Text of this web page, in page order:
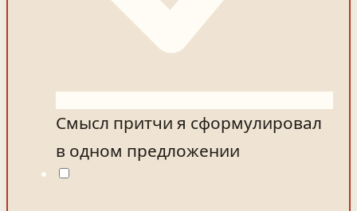
Смысл притчи я сформулировал
в одном предложении